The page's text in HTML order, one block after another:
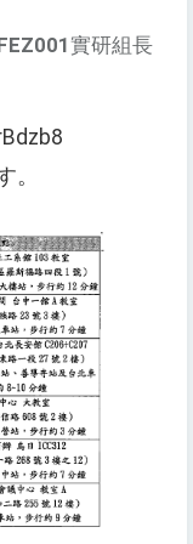
實研組長
。